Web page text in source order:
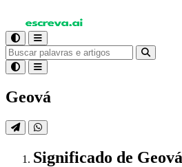
Geová
Significado de Geová